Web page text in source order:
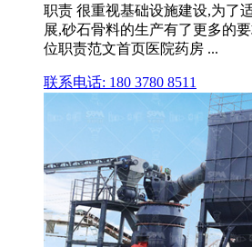
职责 很重视基础设施建设,为了
展,砂石骨料的生产有了更多的
位职责范文首页医院药房 ...
联系电话: 180 3780 8511